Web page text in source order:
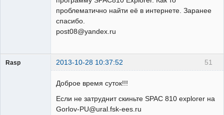
проблематично найти её в интернете. Заранее
спасибо.
post08@yandex.ru
51
Rasp 2013-10-28 10:37:52
Доброе время суток!!!
Если не затруднит скиньте SPAC 810 explorer на
Gorlov-PU@ural.fsk-ees.ru